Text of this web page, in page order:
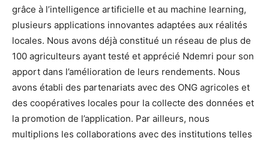
grâce à l’intelligence artificielle et au machine learning,
plusieurs applications innovantes adaptées aux réalités
locales. Nous avons déjà constitué un réseau de plus de
100 agriculteurs ayant testé et apprécié Ndemri pour son
apport dans l’amélioration de leurs rendements. Nous
avons établi des partenariats avec des ONG agricoles et
des coopératives locales pour la collecte des données et
la promotion de l’application. Par ailleurs, nous
multiplions les collaborations avec des institutions telles